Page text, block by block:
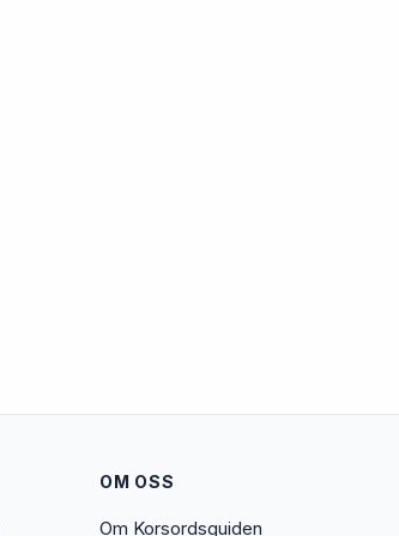
OM OSS
Om Korsordsguiden